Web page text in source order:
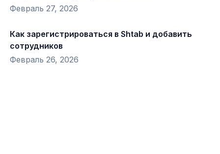
Февраль 27, 2026
Как зарегистрироваться в Shtab и добавить
сотрудников
Февраль 26, 2026